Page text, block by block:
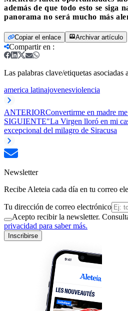
además de que todo esto se siga
panorama no será mucho más
Copiar el enlace Archivar artículo
Compartir en :
Las palabras clave/etiquetas asociadas
america latinajovenesviolencia
ANTERIORConvertirme en madre
SIGUIENTE"La Virgen lloró en mi
excepcional del milagro de Siracusa
Newsletter
Recibe Aleteia cada día en tu correo
Tu dirección de correo electrónico
Acepto recibir la newsletter.
privacidad para saber más.
Inscribirse